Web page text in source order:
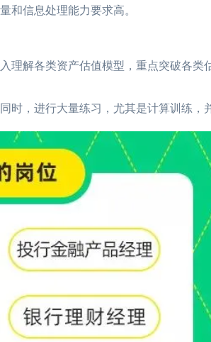
信息处理能力要求高。
解各类资产估值模型，重点突破各类
，进行大量练习，尤其是计算训练，
2026-01-17
2026-01-17
2026-01-17
2026-01-17
2026年CFA教材科目
2026年CFA一级notes中文版
2026年CFA报名时间汇总
2026年全年CFA考试时间汇